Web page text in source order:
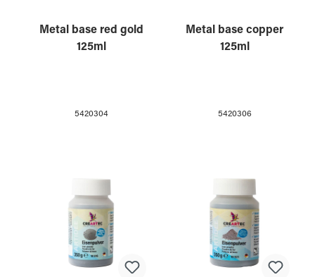
Metal base red gold
125ml
5420304
Metal base copper
125ml
5420306